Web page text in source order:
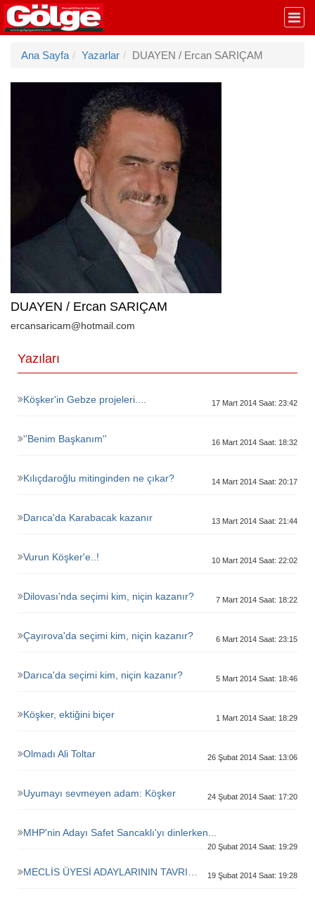
Ana Sayfa Yazarlar DUAYEN / Ercan SARIÇAM
DUAYEN / Ercan SARIÇAM
ercansaricam@hotmail.com
Yazıları
Köşker'in Gebze projeleri.... 17 Mart 2014 Saat: 23:42
''Benim Başkanım'' 16 Mart 2014 Saat: 18:32
Kılıçdaroğlu mitinginden ne çıkar? 14 Mart 2014 Saat: 20:17
Darıca'da Karabacak kazanır 13 Mart 2014 Saat: 21:44
Vurun Köşker'e..! 10 Mart 2014 Saat: 22:02
Dilovası'nda seçimi kim, niçin kazanır? 7 Mart 2014 Saat: 18:22
Çayırova'da seçimi kim, niçin kazanır? 6 Mart 2014 Saat: 23:15
Darıca'da seçimi kim, niçin kazanır? 5 Mart 2014 Saat: 18:46
Köşker, ektiğini biçer 1 Mart 2014 Saat: 18:29
Olmadı Ali Toltar 26 Şubat 2014 Saat: 13:06
Uyumayı sevmeyen adam: Köşker 24 Şubat 2014 Saat: 17:20
MHP'nin Adayı Safet Sancaklı'yı dinlerken...
20 Şubat 2014 Saat: 19:29
MECLİS ÜYESİ ADAYLARININ TAVRI… 19 Şubat 2014 Saat: 19:28